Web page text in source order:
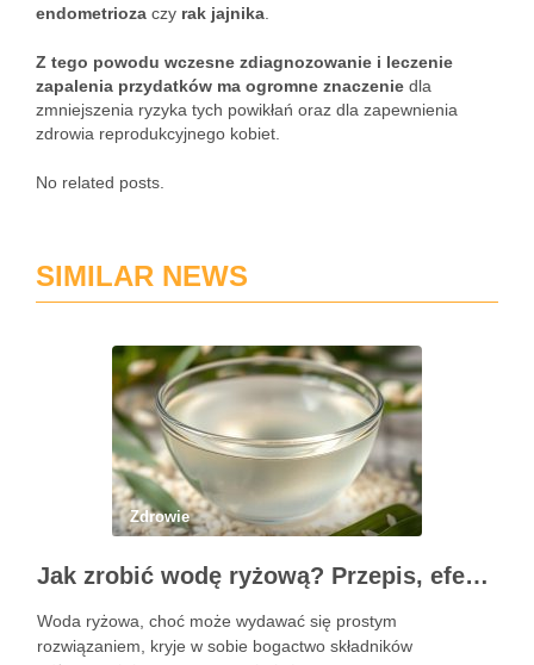
endometrioza czy rak jajnika
Z tego powodu wczesne zdiagnozowanie i leczenie
zapalenia przydatków ma ogromne znaczenie dla
zmniejszenia ryzyka tych powikłań oraz dla zapewnienia
zdrowia reprodukcyjnego kobiet.
No related posts.
SIMILAR NEWS
Zdrowie
Jak zrobić wodę ryżową? Przepis, efekty i zastosowanie w pielęgnacji
Woda ryżowa, choć może wydawać się prostym
rozwiązaniem, kryje w sobie bogactwo składników